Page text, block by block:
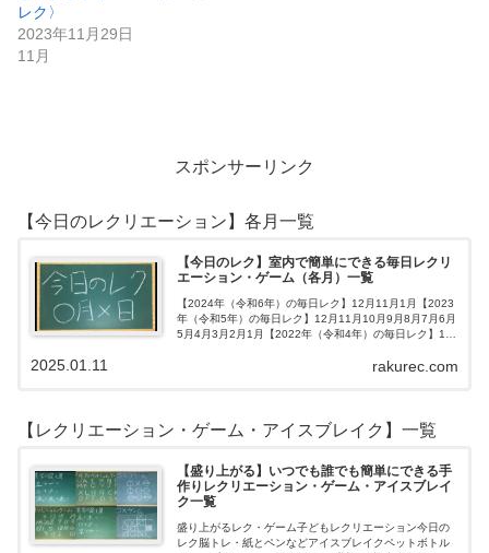
レク〉
2023年11月29日
11月
スポンサーリンク
【今日のレクリエーション】各月一覧
【今日のレク】室内で簡単にできる毎日レクリ
エーション・ゲーム（各月）一覧
【2024年（令和6年）の毎日レク】12月11月1月【2023
年（令和5年）の毎日レク】12月11月10月9月8月7月6月
5月4月3月2月1月【2022年（令和4年）の毎日レク】12
rakurec.com
2025.01.11
【レクリエーション・ゲーム・アイスブレイク】一覧
【盛り上がる】いつでも誰でも簡単にできる手
作りレクリエーション・ゲーム・アイスブレイ
ク一覧
盛り上がるレク・ゲーム子どもレクリエーション今日の
レク脳トレ・紙とペンなどアイスブレイクペットボトル